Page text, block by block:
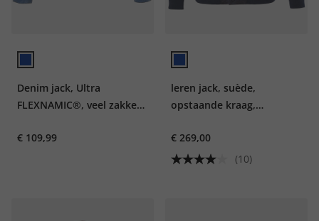
Denim jack, Ultra
FLEXNAMIC®, veel zakken,
€ 109,99
leren jack, suède,
opstaande kraag,
€ 269,00
(10)